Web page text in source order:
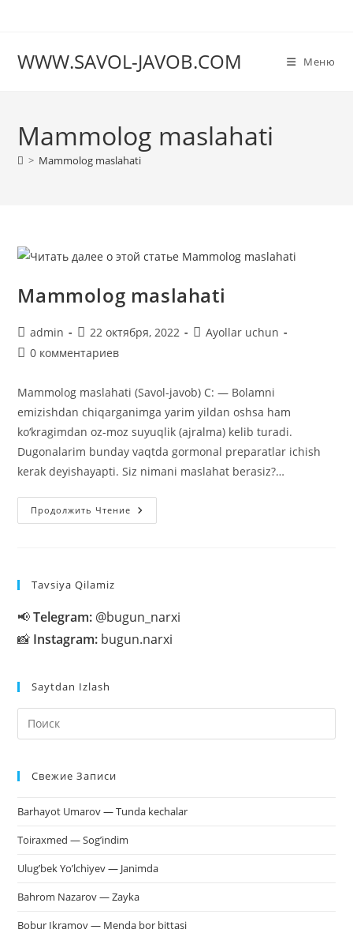
WWW.SAVOL-JAVOB.COM Меню
Mammolog maslahati
> Mammolog maslahati
Mammolog maslahati
Автор
записи:
admin
Запись
опубликована:
22 октября, 2022
Рубрика
Ayollar uchun
Комментарии
0 комментариев
Mammolog maslahati (Savol-javob) C: — Bolamni
emizishdan chiqarganimga yarim yildan oshsa ham
ko‘kragimdan oz-moz suyuqlik (ajralma) kelib turadi.
Dugonalarim bunday vaqtda gormonal preparatlar ichish
kerak deyishayapti. Siz nimani maslahat berasiz?…
Продолжить Чтение Mammolog
Maslahati
Tavsiya Qilamiz
📢Telegram: @bugun_narxi
📸 Instagram: bugun.narxi
Saytdan Izlash
Свежие Записи
Barhayot Umarov — Tunda kechalar
Toiraxmed — Sog’indim
Ulug’bek Yo’lchiyev — Janimda
Bahrom Nazarov — Zayka
Bobur Ikramov — Menda bor bittasi